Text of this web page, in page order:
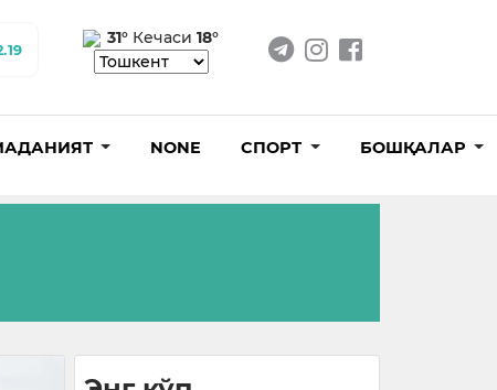
31° Кечаси 18°
NONE СПОРТ БОШҚАЛАР